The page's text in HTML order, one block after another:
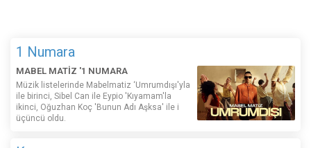
1 Numara
MABEL MATİZ '1 NUMARA
Müzik listelerinde Mabelmatiz ‘Umrumdışı'yla
ile birinci, Sibel Can ile Eypio 'Kıyamam'la
ikinci, Oğuzhan Koç 'Bunun Adı Aşksa' ile i
üçüncü oldu.